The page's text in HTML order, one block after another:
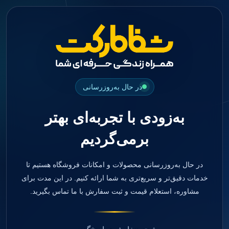
در حال به‌روزرسانی
به‌زودی با تجربه‌ای بهتر
برمی‌گردیم
در حال به‌روزرسانی محصولات و امکانات فروشگاه هستیم تا
خدمات دقیق‌تر و سریع‌تری به شما ارائه کنیم. در این مدت برای
مشاوره، استعلام قیمت و ثبت سفارش با ما تماس بگیرید.
جستجو
Impression Coping
صفحه اصلی
دندانپزشکی
مواد ترمیمی
کامپوزیت
کامپوزیت فلو
اسید اچ
باندینگ
بلیچینگ